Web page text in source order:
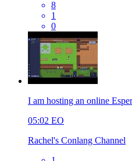
8
1
0
I am hosting an online
05:02 EO
Rachel's Conlang Channel